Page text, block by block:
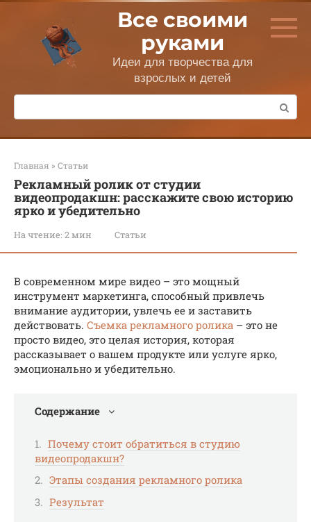
Перейти
контенту
Все своими
руками
Идеи для творчества для
взрослых и детей
Поиск:
Главная » Статьи
Рекламный ролик от студии
видеопродакшн: расскажите свою историю
ярко и убедительно
На чтение: 2 мин Статьи
В современном мире видео – это мощный
инструмент маркетинга, способный привлечь
внимание аудитории, увлечь ее и заставить
действовать. Съемка рекламного ролика – это не
просто видео, это целая история, которая
рассказывает о вашем продукте или услуге ярко,
эмоционально и убедительно.
Содержание
Почему стоит обратиться в студию
видеопродакшн?
Этапы создания рекламного ролика
Результат